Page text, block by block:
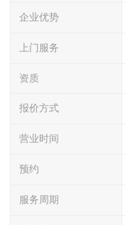
企业优势
上门服务
资质
报价方式
营业时间
预约
服务周期